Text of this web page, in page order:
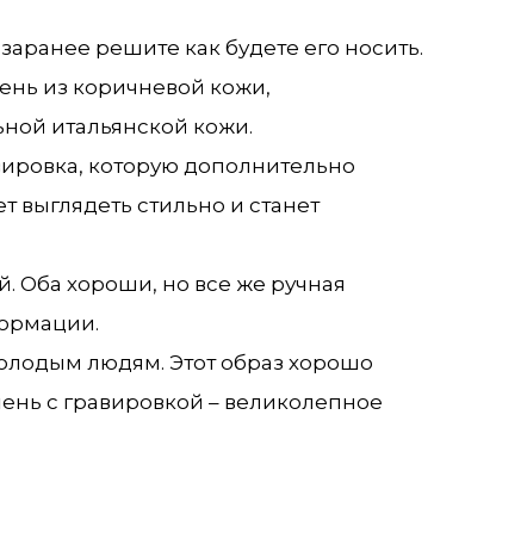
решите как будете его носить.
из коричневой кожи,
итальянской кожи.
которую дополнительно
стильно и станет
Оба хороши, но все же ручная
людям. Этот образ хорошо
с гравировкой – великолепное